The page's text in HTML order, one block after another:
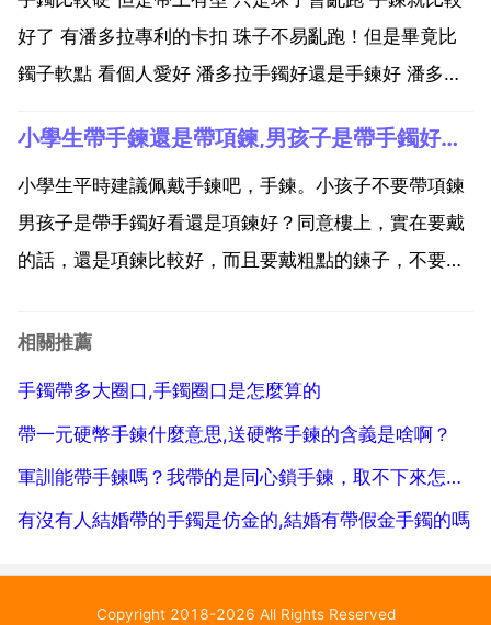
好了 有潘多拉專利的卡扣 珠子不易亂跑！但是畢竟比
鐲子軟點 看個人愛好 潘多拉手鐲好還是手鍊好 潘多拉
質。手鍊手鐲都有。手鍊戴戴會軟，手鐲不會。我個人
比較喜歡手鍊，手鍊戴一陣子軟了一些以後不硌手，...
小學生帶手鍊還是帶項鍊,男孩子是帶手鐲好看還是項鍊好？
小學生平時建議佩戴手鍊吧，手鍊。小孩子不要帶項鍊
男孩子是帶手鐲好看還是項鍊好？同意樓上，實在要戴
的話，還是項鍊比較好，而且要戴粗點的鍊子，不要加
實在要戴配飾的話，可以參考明星的裝扮，什麼服裝配
相關推薦
手鐲帶多大圈口,手鐲圈口是怎麼算的
帶一元硬幣手鍊什麼意思,送硬幣手鍊的含義是啥啊？
軍訓能帶手鍊嗎？我帶的是同心鎖手鍊，取不下來怎麼辦
有沒有人結婚帶的手鐲是仿金的,結婚有帶假金手鐲的嗎
Copyright 2018-2026 All Rights Reserved